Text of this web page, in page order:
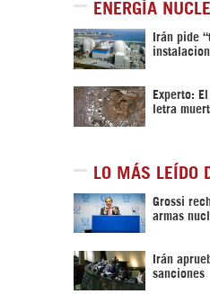
ENERGÍA
Irán pide
Experto:
letra
LO MÁS LEÍDO
Grossi
armas
Irán
sanciones